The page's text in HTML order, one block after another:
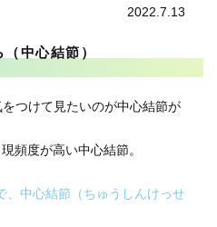
2022.7.13
中心結節）
つけて見たいのが中心結節が
頻度が高い中心結節。
中心結節（ちゅうしんけっせ